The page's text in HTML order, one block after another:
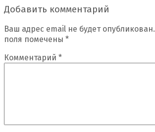
Добавить комментарий
Ваш адрес email не будет опубликован.
поля помечены *
Комментарий *